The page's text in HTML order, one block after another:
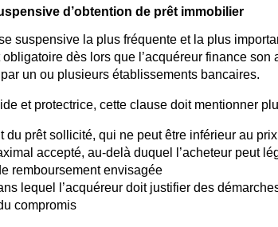
d’obtention de prêt immobilier
suspensive la plus fréquente et la plus
dès lors que l’acquéreur finance
un ou plusieurs établissements bancaires.
et protectrice, cette clause doit mentionner
du prêt sollicité, qui ne peut être inférieur au
accepté, au-delà duquel l’acheteur peut
remboursement envisagée
lequel l’acquéreur doit justifier des
compromis